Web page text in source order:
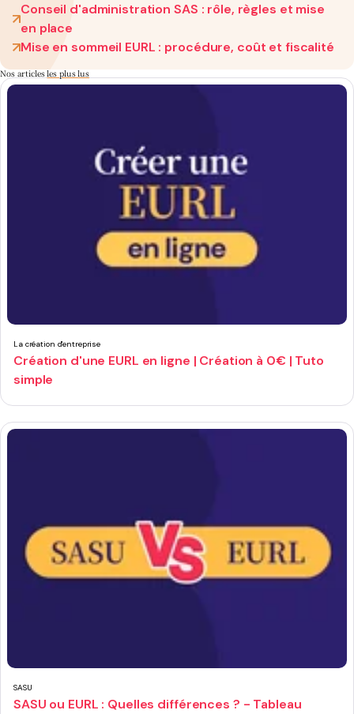
Conseil d'administration SAS : rôle, règles et mise
en place
Mise en sommeil EURL : procédure, coût et fiscalité
Nos articlesles plus lus
La création d'entreprise
Création d'une EURL en ligne | Création à 0€ | Tuto
simple
SASU
SASU ou EURL : Quelles différences ? - Tableau